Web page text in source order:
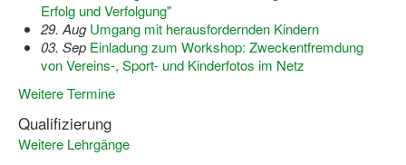
Sport im Ganztag
Sport vor Ort
Integration durch Sport
NRW bewegt seine KINDER!
Erfolg und Verfolgung"
29. Aug Umgang mit herausfordernden Kindern
03. Sep Einladung zum Workshop: Zweckentfremdung
von Vereins-, Sport- und Kinderfotos im Netz
Weitere Termine
Qualifizierung
Weitere Lehrgänge